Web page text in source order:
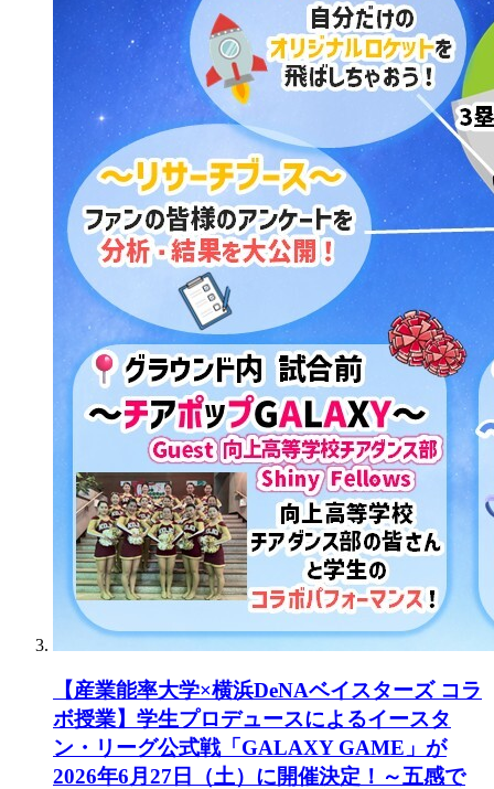
【産業能率大学×横浜DeNAベイスターズ コラ
ボ授業】学生プロデュースによるイースタ
ン・リーグ公式戦「GALAXY GAME」が
2026年6月27日（土）に開催決定！～五感で